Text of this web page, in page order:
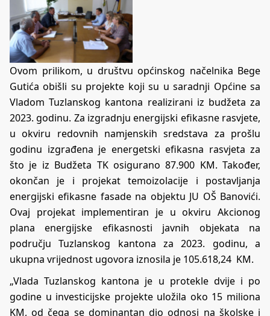
Ovom prilikom, u društvu općinskog načelnika Bege
Gutića obišli su projekte koji su u saradnji Općine sa
Vladom Tuzlanskog kantona realizirani iz budžeta za
2023. godinu. Za izgradnju energijski efikasne rasvjete,
u okviru redovnih namjenskih sredstava za prošlu
godinu izgrađena je energetski efikasna rasvjeta za
što je iz Budžeta TK osigurano 87.900 KM. Također,
okončan je i projekat temoizolacije i postavljanja
energijski efikasne fasade na objektu JU OŠ Banovići.
Ovaj projekat implementiran je u okviru Akcionog
plana energijske efikasnosti javnih objekata na
području Tuzlanskog kantona za 2023. godinu, a
ukupna vrijednost ugovora iznosila je 105.618,24 KM.
„Vlada Tuzlanskog kantona je u protekle dvije i po
godine u investicijske projekte uložila oko 15 miliona
KM, od čega se dominantan dio odnosi na školske i